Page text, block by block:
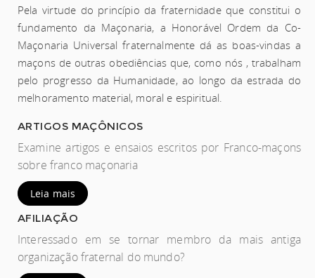
Pela virtude do princípio da fraternidade que constitui o
fundamento da Maçonaria, a Honorável Ordem da Co-
Maçonaria Universal fraternalmente dá as boas-vindas a
maçons de outras obediências que, como nós , trabalham
pelo progresso da Humanidade, ao longo da estrada do
melhoramento material, moral e espiritual.
ARTIGOS MAÇÔNICOS
Examine artigos e ensaios escritos por Franco-maçons
sobre franco maçonaria
Leia mais
AFILIAÇÃO
Interessado em se tornar membro da mais antiga
organização fraternal do mundo?